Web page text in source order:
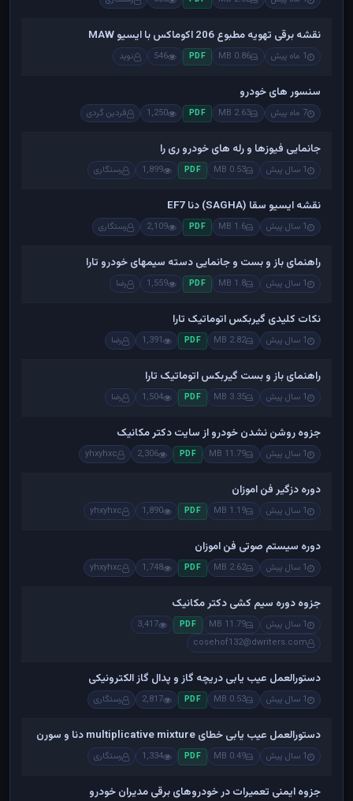
نقشه برقی تهویه مطبوع 206 اکوماکس با ایسیو MAW
1 ماه پیش 0.86 MB
PDF
546 نوید
سنسور های خودرو
7 ماه پیش 2.63 MB
PDF
1,250 فردین گردی
جانمایی فیوزها و رله های خودرو ری را
1 سال پیش 0.53 MB
PDF
1,899 رستگاری
نقشه ایسیو سقا (SAGHA) دنا EF7
1 سال پیش 1.6 MB
PDF
2,109 رستگاری
راهنمای باز و بست و جانمایی دسته سیمهای خودرو تارا
1 سال پیش 1.8 MB
PDF
1,559 رضا
نکات کلیدی گیربکس اتوماتیک تارا
1 سال پیش 2.82 MB
PDF
1,391 رضا
راهنمای باز و بست گیربکس اتوماتیک تارا
1 سال پیش 3.35 MB
PDF
1,504 رضا
جزوه روشن نشدن خودرو از سایت دکتر مکانیک
1 سال پیش 11.79 MB
PDF
2,306
yhxyhxc
دوره دزگیر فن اموزان
1 سال پیش 1.19 MB
PDF
1,890
yhxyhxc
دوره سیستم صوتی فن اموزان
1 سال پیش 2.62 MB
PDF
1,748
yhxyhxc
جزوه دوره سیم کشی دکتر مکانیک
1 سال پیش 11.79 MB
PDF
3,417
cosehof132@dwriters.com
دستورالعمل عیب یابی دریچه گاز و پدال گاز الکترونیکی
1 سال پیش 0.53 MB
PDF
2,817 رستگاری
دستورالعمل عیب یابی خطای multiplicative mixture دنا و سورن
1 سال پیش 0.49 MB
PDF
1,334 رستگاری
جزوه ایمنی تعمیرات در خودروهای برقی مدیران خودرو